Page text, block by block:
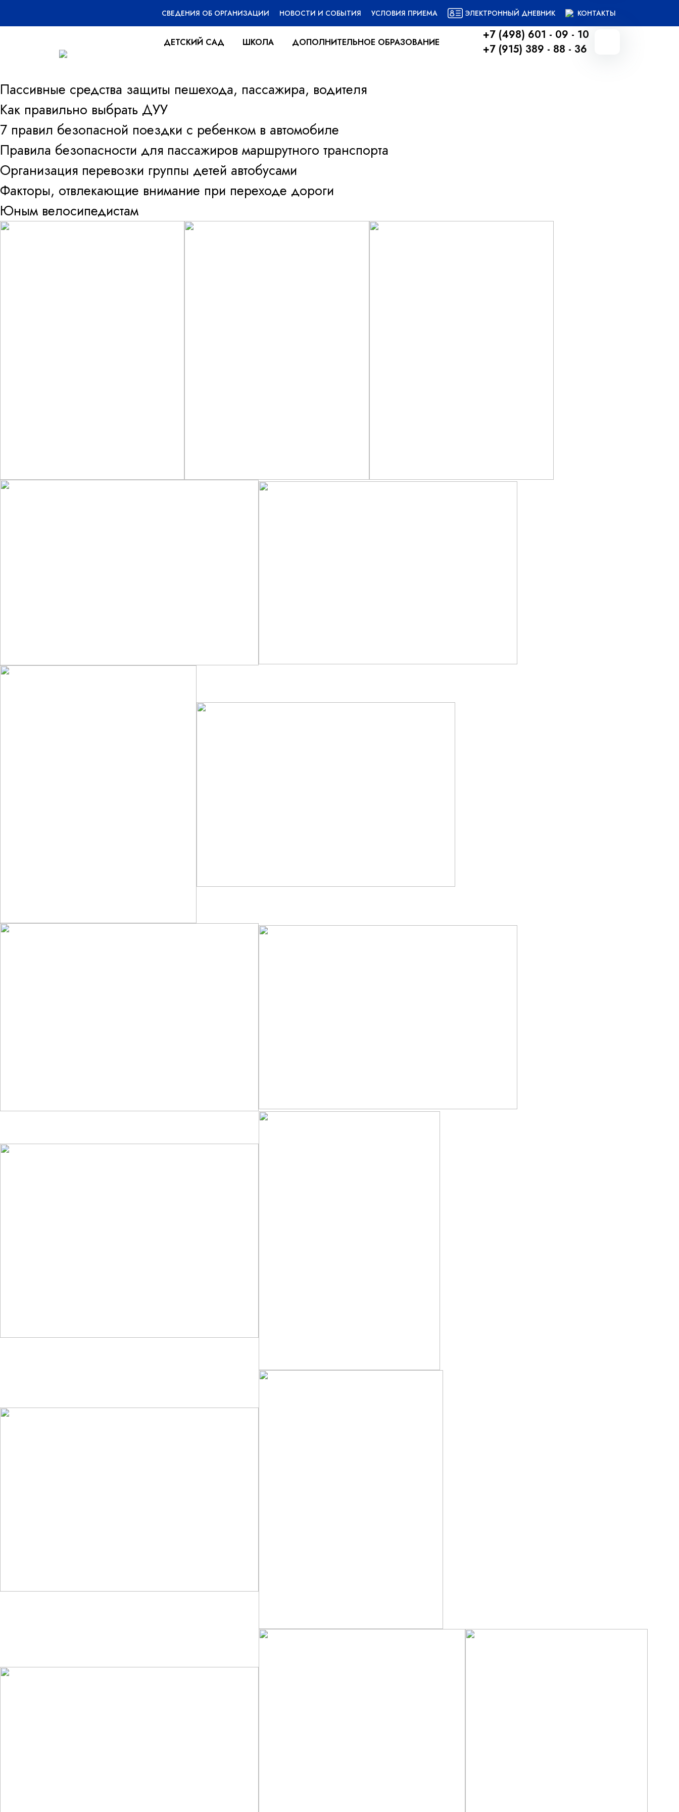
СВЕДЕНИЯ ОБ ОРГАНИЗАЦИИ НОВОСТИ И СОБЫТИЯ УСЛОВИЯ ПРИЕМА ЭЛЕКТРОННЫЙ ДНЕВНИК КОНТАКТЫ
ДЕТСКИЙ САД ШКОЛА ДОПОЛНИТЕЛЬНОЕ ОБРАЗОВАНИЕ
+7 (498) 601 - 09 - 10
+7 (915) 389 - 88 - 36
Пассивные средства защиты пешехода, пассажира, водителя
Как правильно выбрать ДУУ
7 правил безопасной поездки с ребенком в автомобиле
Правила безопасности для пассажиров маршрутного транспорта
Организация перевозки группы детей автобусами
Факторы, отвлекающие внимание при переходе дороги
Юным велосипедистам